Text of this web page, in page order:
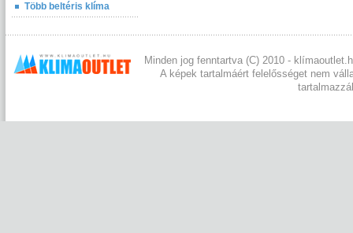
Több beltéris klíma
Minden jog fenntartva (C) 2010 -
A képek tartalmáért felelősséget nem